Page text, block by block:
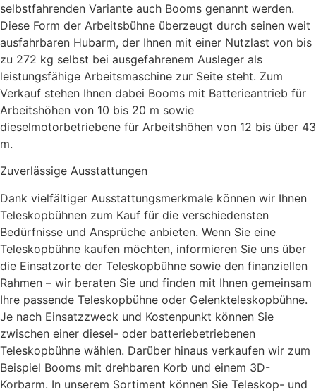
selbstfahrenden Variante auch Booms genannt werden.
Diese Form der Arbeitsbühne überzeugt durch seinen weit
ausfahrbaren Hubarm, der Ihnen mit einer Nutzlast von bis
zu 272 kg selbst bei ausgefahrenem Ausleger als
leistungsfähige Arbeitsmaschine zur Seite steht. Zum
Verkauf stehen Ihnen dabei Booms mit Batterieantrieb für
Arbeitshöhen von 10 bis 20 m sowie
dieselmotorbetriebene für Arbeitshöhen von 12 bis über 43
m.
Zuverlässige Ausstattungen
Dank vielfältiger Ausstattungsmerkmale können wir Ihnen
Teleskopbühnen zum Kauf für die verschiedensten
Bedürfnisse und Ansprüche anbieten. Wenn Sie eine
Teleskopbühne kaufen möchten, informieren Sie uns über
die Einsatzorte der Teleskopbühne sowie den finanziellen
Rahmen – wir beraten Sie und finden mit Ihnen gemeinsam
Ihre passende Teleskopbühne oder Gelenkteleskopbühne.
Je nach Einsatzzweck und Kostenpunkt können Sie
zwischen einer diesel- oder batteriebetriebenen
Teleskopbühne wählen. Darüber hinaus verkaufen wir zum
Beispiel Booms mit drehbaren Korb und einem 3D-
Korbarm. In unserem Sortiment können Sie Teleskop- und